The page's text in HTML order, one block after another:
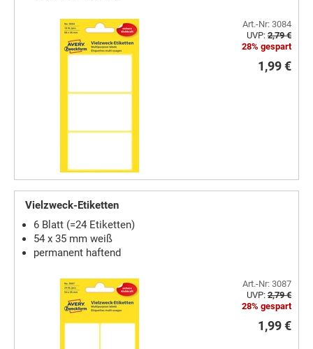
Art.-Nr: 3084
UVP: 2,79 €
28% gespart
1,99 €
Vielzweck-Etiketten
6 Blatt (=24 Etiketten)
54 x 35 mm weiß
permanent haftend
Art.-Nr: 3087
UVP: 2,79 €
28% gespart
1,99 €